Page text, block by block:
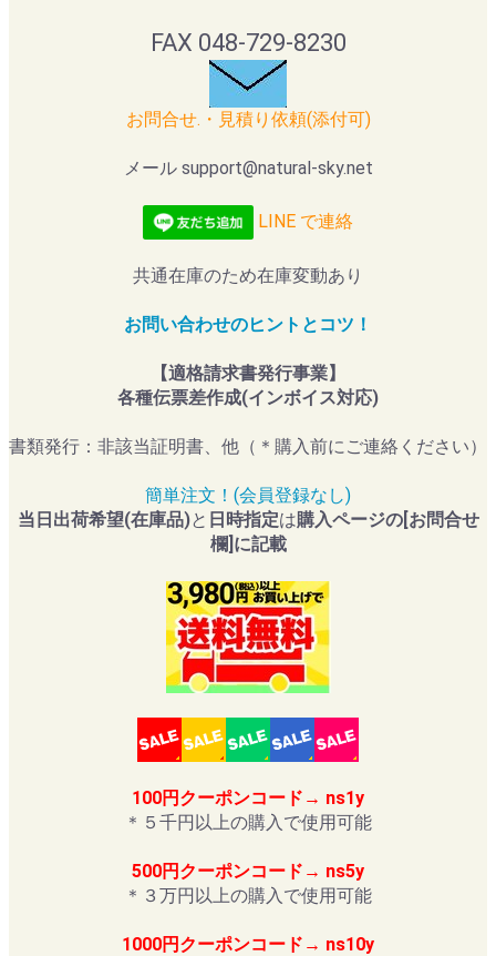
FAX 048-729-8230
お問合せ.・見積り依頼(添付可)
メール support@natural-sky.net
LINE で連絡
共通在庫のため在庫変動あり
お問い合わせのヒントとコツ！
【適格請求書発行事業】
各種伝票差作成(インボイス対応)
書類発行：非該当証明書、他（＊購入前にご連絡ください）
簡単注文！(会員登録なし)
当日出荷希望(在庫品)と 日時指定は購入ページの[お問合せ
欄]に記載
100円クーポンコード→ ns1y
＊５千円以上の購入で使用可能
500円クーポンコード→ ns5y
＊３万円以上の購入で使用可能
1000円クーポンコード→ ns10y